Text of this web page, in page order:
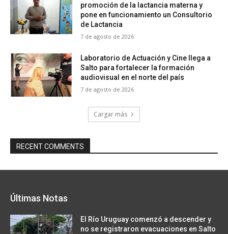
promoción de la lactancia materna y
pone en funcionamiento un Consultorio
de Lactancia
7 de agosto de 2026
Laboratorio de Actuación y Cine llega a
Salto para fortalecer la formación
audiovisual en el norte del país
7 de agosto de 2026
Cargar más
RECENT COMMENTS
Últimas Notas
El Río Uruguay comenzó a descender y
no se registraron evacuaciones en Salto